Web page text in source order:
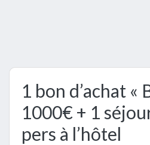
1 bon d’achat «
1000€ + 1
pers à l’hôtel